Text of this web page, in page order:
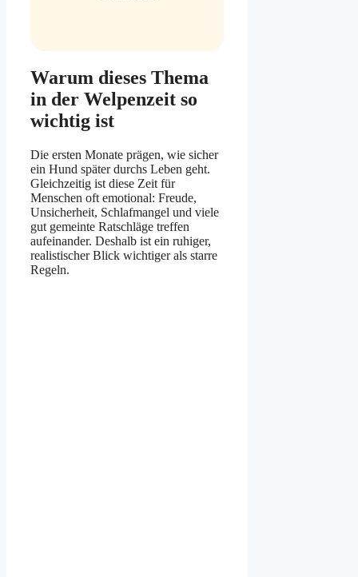
Warum dieses Thema
in der Welpenzeit so
wichtig ist
Die ersten Monate prägen, wie sicher
ein Hund später durchs Leben geht.
Gleichzeitig ist diese Zeit für
Menschen oft emotional: Freude,
Unsicherheit, Schlafmangel und viele
gut gemeinte Ratschläge treffen
aufeinander. Deshalb ist ein ruhiger,
realistischer Blick wichtiger als starre
Regeln.